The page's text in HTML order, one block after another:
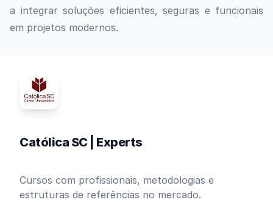
a integrar soluções eficientes, seguras e funcionais
em projetos modernos.
Católica SC | Experts
Cursos com profissionais, metodologias e
estruturas de referências no mercado.